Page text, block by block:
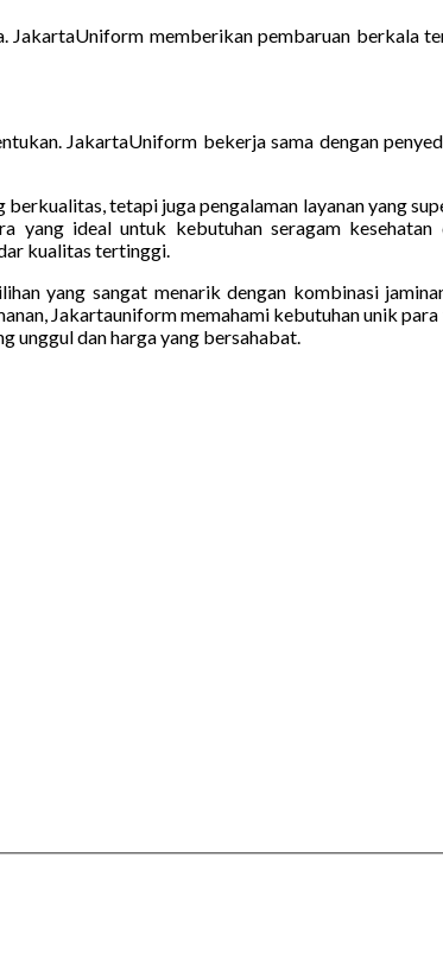
memberikan pembaruan berkala
JakartaUniform bekerja sama dengan
tetapi juga pengalaman layanan yang
ideal untuk kebutuhan seragam
kualitas tertinggi.
yang sangat menarik dengan kombinasi
Jakartauniform memahami kebutuhan unik
unggul dan harga yang bersahabat.